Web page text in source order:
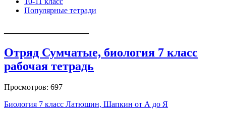
Популярные тетради
Отряд Сумчатые, биология 7 класс
рабочая тетрадь
Просмотров: 697
Биология 7 класс Латюшин, Шапкин от А до Я